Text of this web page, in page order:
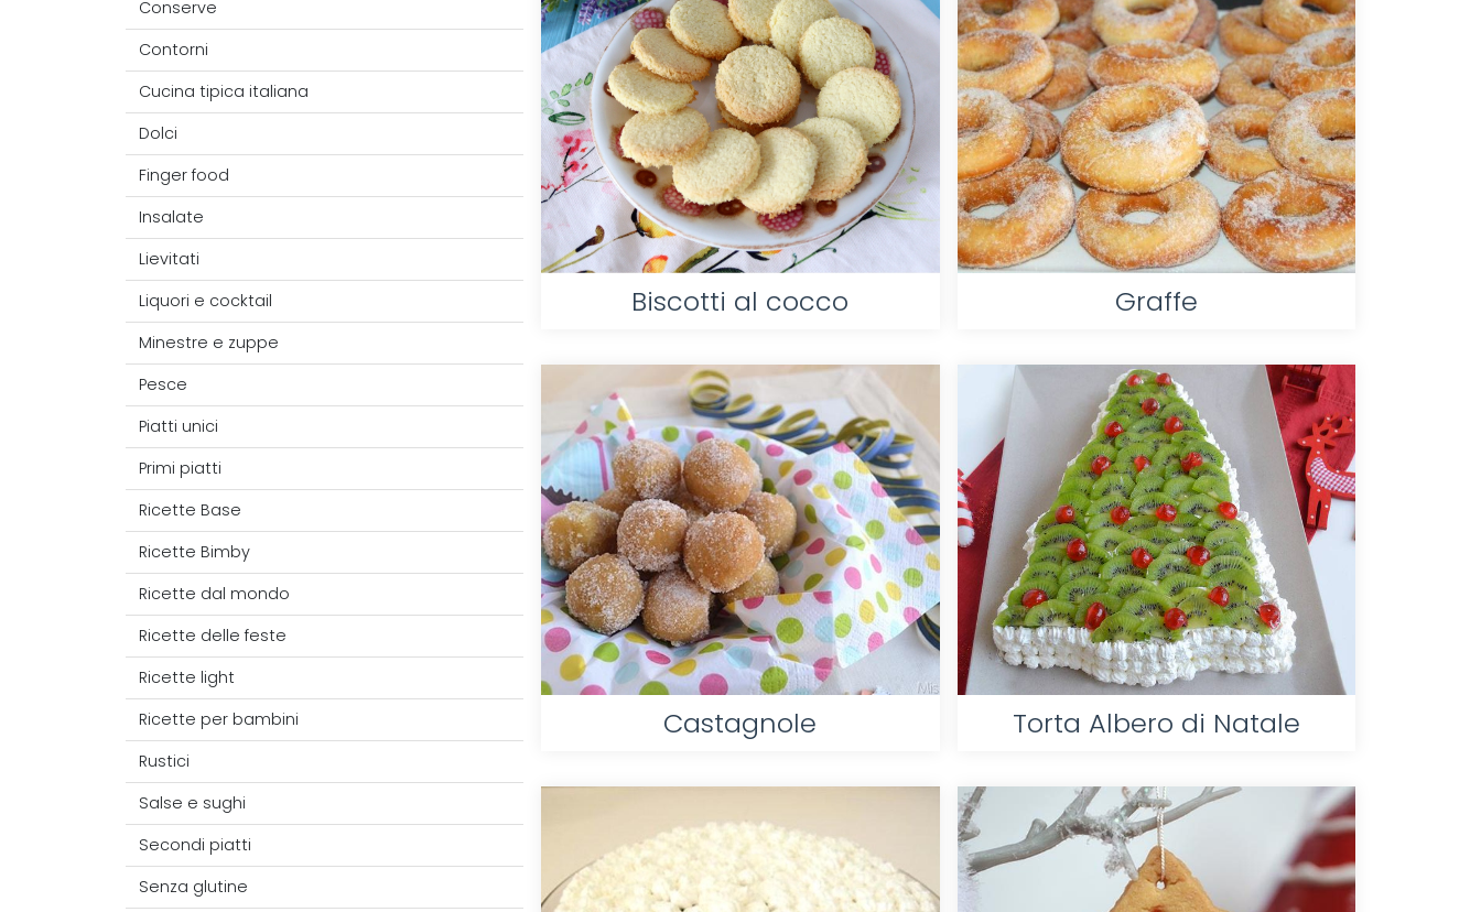
Conserve
Contorni
Cucina tipica italiana
Dolci
Finger food
Insalate
Lievitati
Liquori e cocktail
Minestre e zuppe
Pesce
Piatti unici
Primi piatti
Ricette Base
Ricette Bimby
Ricette dal mondo
Ricette delle feste
Ricette light
Ricette per bambini
Rustici
Salse e sughi
Secondi piatti
Senza glutine
Biscotti al cocco Graffe
Castagnole Torta Albero di Natale